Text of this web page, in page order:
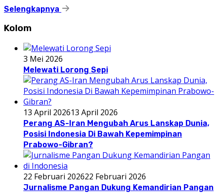
Selengkapnya
Kolom
3 Mei 2026
Melewati Lorong Sepi
13 April 202613 April 2026
Perang AS-Iran Mengubah Arus Lanskap Dunia,
Posisi Indonesia Di Bawah Kepemimpinan
Prabowo-Gibran?
22 Februari 202622 Februari 2026
Jurnalisme Pangan Dukung Kemandirian Pangan